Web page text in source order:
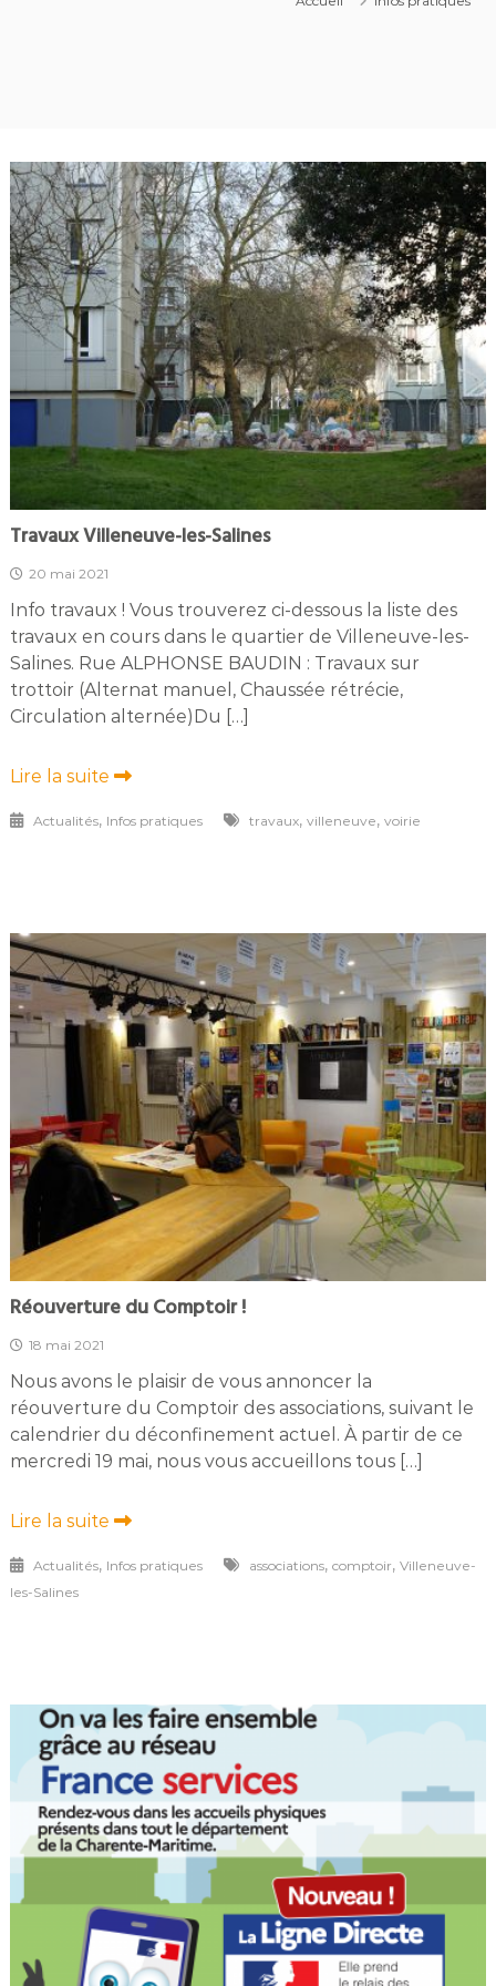
Travaux Villeneuve-les-Salines
20 mai 2021
Info travaux ! Vous trouverez ci-dessous la liste des
travaux en cours dans le quartier de Villeneuve-les-
Salines. Rue ALPHONSE BAUDIN : Travaux sur
trottoir (Alternat manuel, Chaussée rétrécie,
Circulation alternée)Du […]
Lire la suite
Actualités, Infos pratiques travaux, villeneuve, voirie
Réouverture du Comptoir !
18 mai 2021
Nous avons le plaisir de vous annoncer la
réouverture du Comptoir des associations, suivant le
calendrier du déconfinement actuel. À partir de ce
mercredi 19 mai, nous vous accueillons tous […]
Lire la suite
Actualités, Infos pratiques associations, comptoir, Villeneuve-
les-Salines